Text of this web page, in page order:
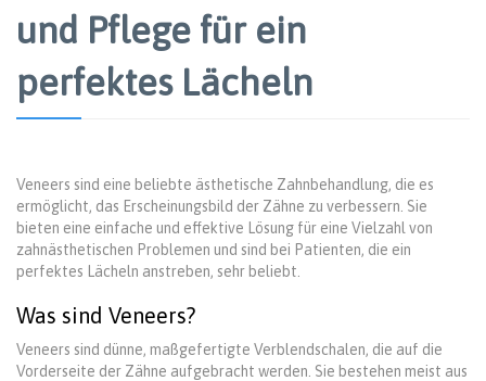
und Pflege für ein
perfektes Lächeln
Veneers sind eine beliebte ästhetische Zahnbehandlung, die es
ermöglicht, das Erscheinungsbild der Zähne zu verbessern. Sie
bieten eine einfache und effektive Lösung für eine Vielzahl von
zahnästhetischen Problemen und sind bei Patienten, die ein
perfektes Lächeln anstreben, sehr beliebt.
Was sind Veneers?
Veneers sind dünne, maßgefertigte Verblendschalen, die auf die
Vorderseite der Zähne aufgebracht werden. Sie bestehen meist aus